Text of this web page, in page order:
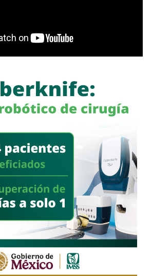
alumbrado público, banquetas,
para personas con discapacidad,
señalética, con el propósito de
familias. Indicó que, en el caso de la
intervienen ademásmil 280 metros
como parte del compromiso de
reiteró que el
Gobierno de la
obra pública a más colonias y
rezagos históricos y construir
funcionales y duraderas. Subrayó
Vialidades Potosinas 2.0
mantiene
para responder a las necesidades de
la conectividad en todo el municipio.
Trevi visita La Pila antes de su